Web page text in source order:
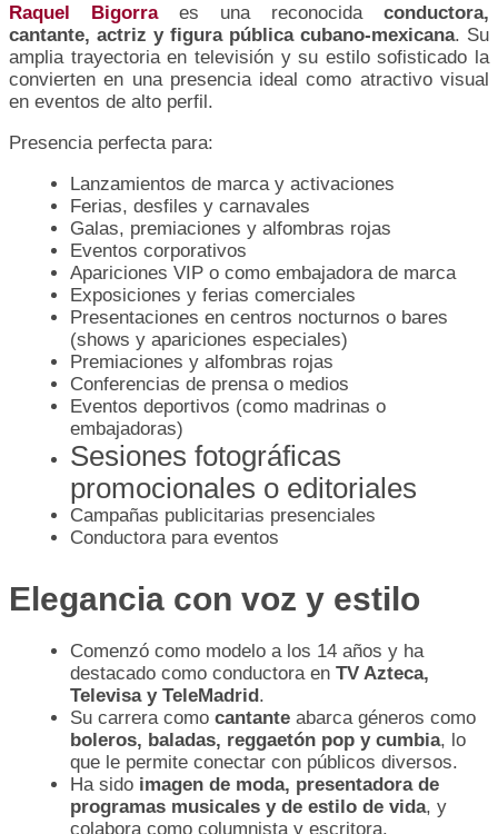
Raquel Bigorraes una reconocida conductora,
cantante, actriz y figura pública cubano-mexicana. Su
amplia trayectoria en televisión y su estilo sofisticado la
convierten en una presencia ideal como atractivo visual
en eventos de alto perfil.
Presencia perfecta para:
Lanzamientos de marca y activaciones
Ferias, desfiles y carnavales
Galas, premiaciones y alfombras rojas
Eventos corporativos
Apariciones VIP o como embajadora de marca
Exposiciones y ferias comerciales
Presentaciones en centros nocturnos o bares
(shows y apariciones especiales)
Premiaciones y alfombras rojas
Conferencias de prensa o medios
Eventos deportivos (como madrinas o
embajadoras)
Sesiones fotográficas
promocionales o editoriales
Campañas publicitarias presenciales
Conductora para eventos
Elegancia con voz y estilo
Comenzó como modelo a los 14 años y ha
destacado como conductora en TV Azteca,
Televisa y TeleMadrid.
Su carrera como cantante abarca géneros como
boleros, baladas, reggaetón pop y cumbia, lo
que le permite conectar con públicos diversos.
Ha sido imagen de moda, presentadora de
programas musicales y de estilo de vida, y
colabora como columnista y escritora.